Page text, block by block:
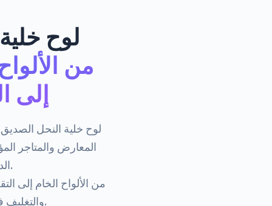
لوح
من
إلى
لوح خلية النحل الصديق
المعارض والمتاجر
الداخلي التجاري.
من الألواح الخام إلى
والتغليف في مكان واحد.